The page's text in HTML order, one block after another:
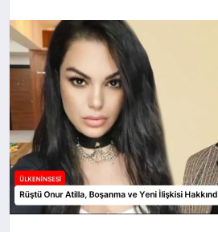
TEKNOLOJI
YAŞAM
MALATYA HABERLERI